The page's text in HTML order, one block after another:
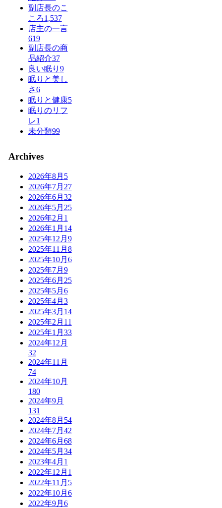
副店長のこ
ころ1,537
店主の一言
619
副店長の商
品紹介37
良い眠り 9
眠りと美し
さ6
眠りと健康5
眠りのリフ
レ1
未分類99
Archives
2026年8月 5
2026年7月 27
2026年6月 32
2026年5月 25
2026年2月 1
2026年1月 14
2025年12月 9
2025年11月 8
2025年10月 6
2025年7月 9
2025年6月 25
2025年5月 6
2025年4月 3
2025年3月 14
2025年2月 11
2025年1月 33
2024年12月
32
2024年11月
74
2024年10月
180
2024年9月
131
2024年8月 54
2024年7月 42
2024年6月 68
2024年5月 34
2023年4月 1
2022年12月 1
2022年11月 5
2022年10月 6
2022年9月 6